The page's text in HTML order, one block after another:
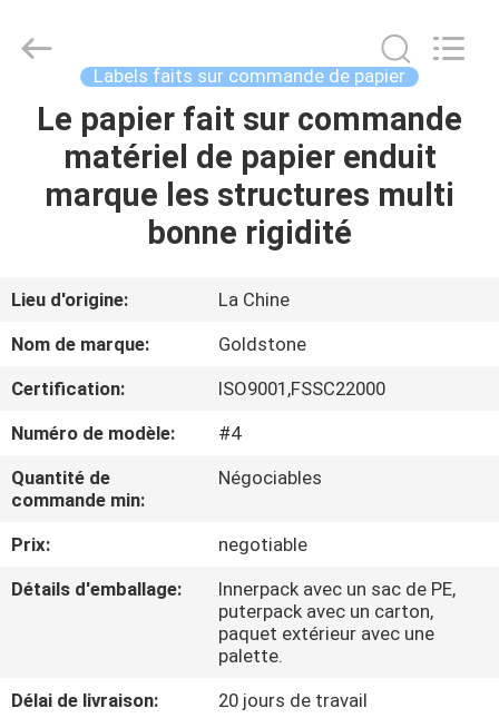
MAISON
VIDÉOS
À
PROPOS
DE
VISITE
chaud
Labels faits sur commande de papier
Le papier fait sur commande
matériel de papier enduit
marque les structures multi
bonne rigidité
Lieu d'origine:
La Chine
Nom de marque:
Goldstone
Certification:
ISO9001,FSSC22000
Numéro de modèle:
#4
Quantité de
commande min:
Négociables
Prix:
negotiable
Détails d'emballage:
Innerpack avec un sac de PE,
puterpack avec un carton,
paquet extérieur avec une
palette.
Délai de livraison:
20 jours de travail